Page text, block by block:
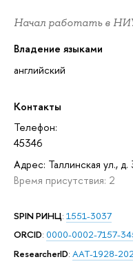
Начал работать в
Владение языками
английский
Контакты
Телефон:
45346
Адрес: Таллинская ул.,
Время присутствия: 2
SPIN РИНЦ: 1551-3037
ORCID: 0000-0002-7157-
ResearcherID: AAT-1928-